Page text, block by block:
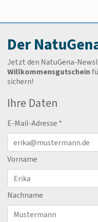
Der
Jetzt den NatuGena-
Willkommensgutschein
sichern!
Ihre Daten
E-Mail-Adresse *
Vorname
Nachname